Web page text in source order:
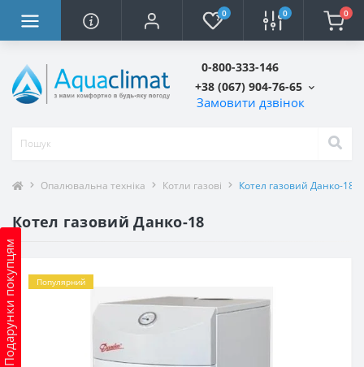
0 0 0
0-800-333-146
+38 (067) 904-76-65
Замовити дзвінок
Подарунки покупцям
Опалювальна техніка Котли газові Котел газовий Данко-18
Котел газовий Данко-18
Популярний